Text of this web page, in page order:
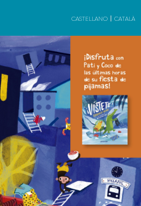
CASTELLANO CATALÀ